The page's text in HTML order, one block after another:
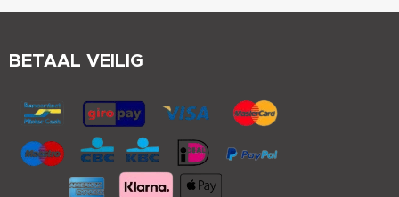
BETAAL VEILIG